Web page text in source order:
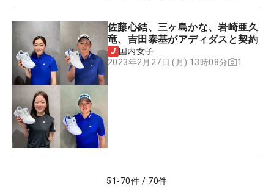
佐藤心結、三ヶ島かな、岩崎亜久
竜、吉田泰基がアディダスと契約
国内女子
2023年2月27日 (月) 13時08分
1
51 -70件 / 70件